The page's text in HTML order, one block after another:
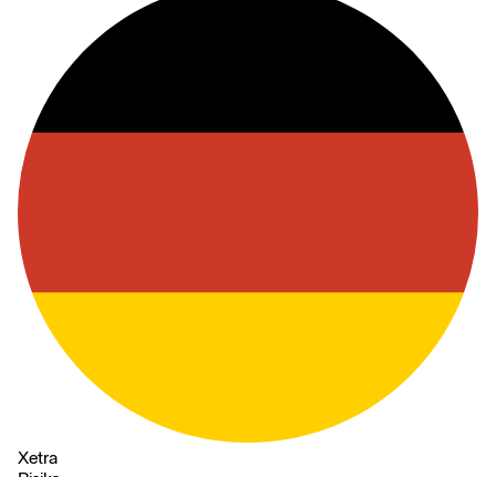
Xetra